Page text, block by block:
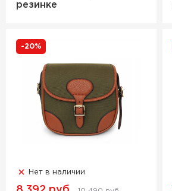
резинке
-20%
Нет в наличии